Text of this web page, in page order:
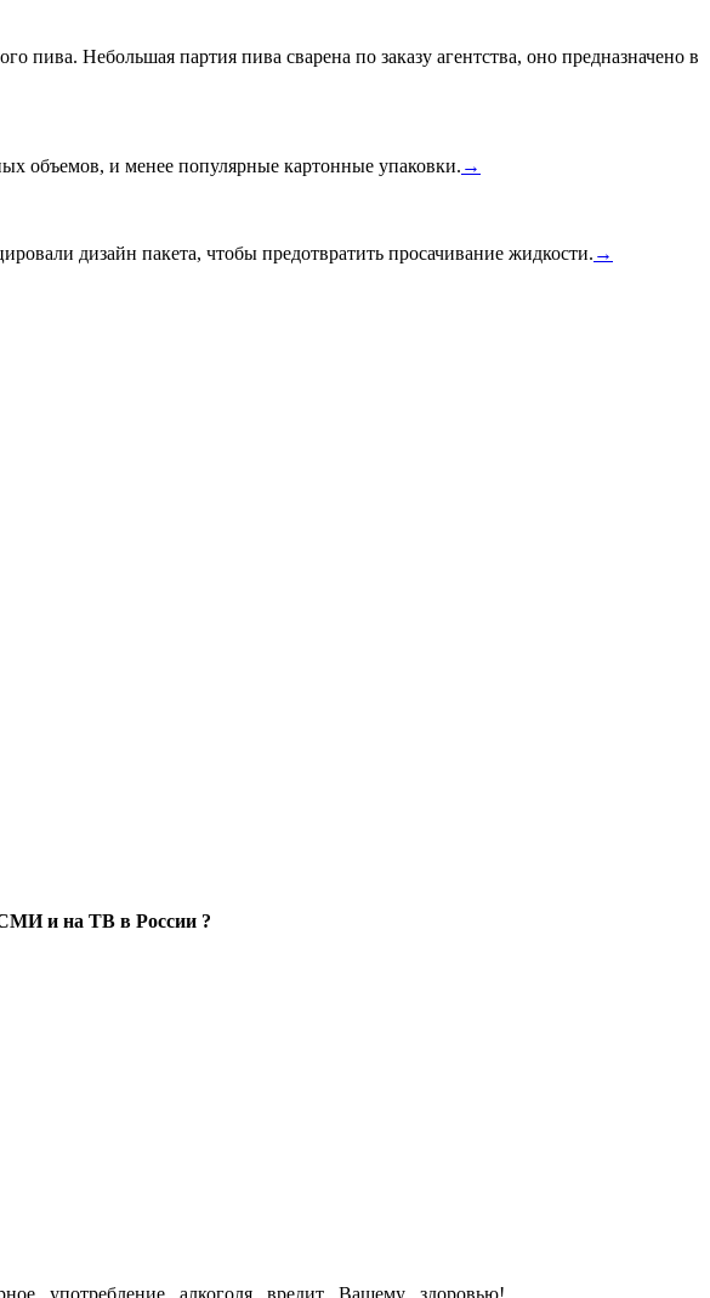
пива. Небольшая партия пива сварена по заказу агентства, оно предназначено в
объемов, и менее популярные картонные упаковки. →
дизайн пакета, чтобы предотвратить просачивание жидкости. →
и на ТВ в России ?
употребление алкоголя вредит Вашему здоровью!